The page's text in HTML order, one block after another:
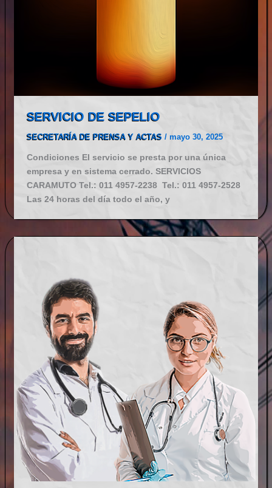
SERVICIO DE SEPELIO
SECRETARÍA DE PRENSA Y ACTAS / mayo 30, 2025
Condiciones El servicio se presta por una única
empresa y en sistema cerrado. SERVICIOS
CARAMUTO Tel.: 011 4957-2238 Tel.: 011 4957-2528
Las 24 horas del día todo el año, y